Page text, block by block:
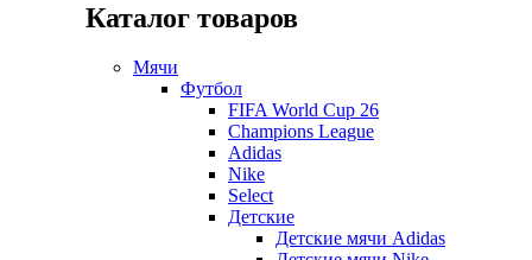
Каталог товаров
Мячи
Футбол
FIFA World Cup 26
Champions League
Adidas
Nike
Select
Детские
Детские мячи Adidas